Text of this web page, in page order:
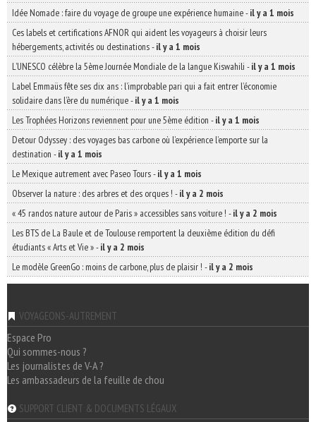
Idée Nomade : faire du voyage de groupe une expérience humaine-il y a 1 mois
Ces labels et certifications AFNOR qui aident les voyageurs à choisir leurs
hébergements, activités ou destinations-il y a 1 mois
L’UNESCO célèbre la 5ème Journée Mondiale de la langue Kiswahili -il y a 1 mois
Label Emmaüs fête ses dix ans : l’improbable pari qui a fait entrer l’économie
solidaire dans l’ère du numérique-il y a 1 mois
Les Trophées Horizons reviennent pour une 5ème édition -il y a 1 mois
Detour Odyssey : des voyages bas carbone où l’expérience l’emporte sur la
destination -il y a 1 mois
Le Mexique autrement avec Paseo Tours-il y a 1 mois
Observer la nature : des arbres et des orques ! -il y a 2 mois
« 45 randos nature autour de Paris » accessibles sans voiture ! -il y a 2 mois
Les BTS de La Baule et de Toulouse remportent la deuxième édition du défi
étudiants « Arts et Vie »-il y a 2 mois
Le modèle GreenGo : moins de carbone, plus de plaisir ! -il y a 2 mois
VOYAGEONS-AUTREMENT
Espace Pro
Qui sommes-nous ?
Les journalistes de V-A ?
Les ambassadeurs de la feuille de chou
SUPPORT CLIENT & DOCUMENTS LÉGAUX